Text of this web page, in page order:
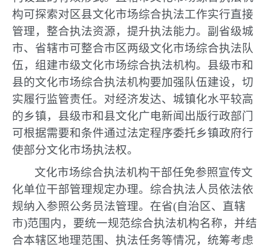
构可探索对区县文化市场综合执法工作实行直接
管理，整合执法资源，提升执法能力。副省级城
市、省辖市可整合市区两级文化市场综合执法队
伍，组建市级文化市场综合执法机构。县级市和
县的文化市场综合执法机构要加强队伍建设，切
实履行监管责任。对经济发达、城镇化水平较高
的乡镇，县级市和县文化广电新闻出版行政部门
可根据需要和条件通过法定程序委托乡镇政府行
使部分文化市场执法权。
文化市场综合执法机构干部任免参照宣传文
化单位干部管理规定办理。综合执法人员依法依
规纳入参照公务员法管理。在省(自治区、直辖
市)范围内，要统一规范综合执法机构名称，并结
合本辖区地理范围、执法任务等情况，统筹考虑